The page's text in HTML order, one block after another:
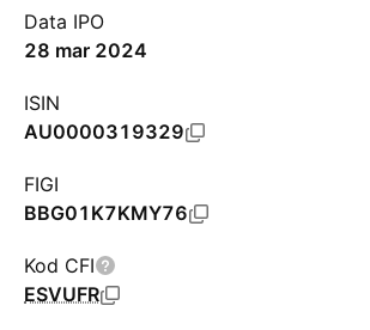
Data IPO
28 mar 2024
ISIN
AU0000319329
FIGI
BBG01K7KMY76
Kod CFI
ESVUFR